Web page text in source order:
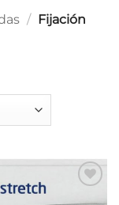
/ Fijación